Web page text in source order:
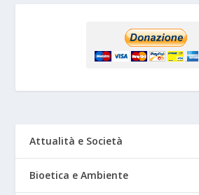
Attualità e Società
Bioetica e Ambiente